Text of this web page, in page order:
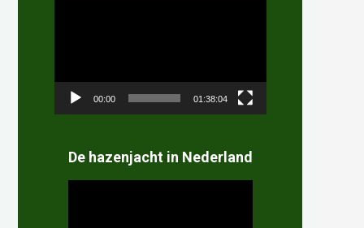
00:00 01:38:04
De hazenjacht in Nederland